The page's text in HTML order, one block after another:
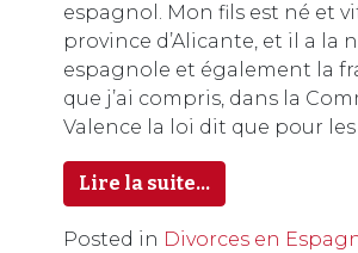
espagnol. Mon fils est né et
province d’Alicante, et il a la
espagnole et également la
que j’ai compris, dans la
Valence la loi dit que pour les
Lire la suite…
Posted in Divorces en